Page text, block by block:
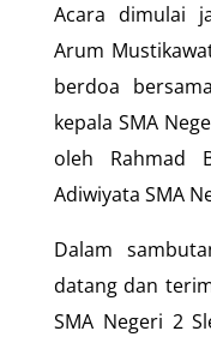
Acara dimulai
Arum
berdoa
kepala SMA
oleh Rahmad
Adiwiyata SMA
Dalam
datang dan
SMA Negeri 2